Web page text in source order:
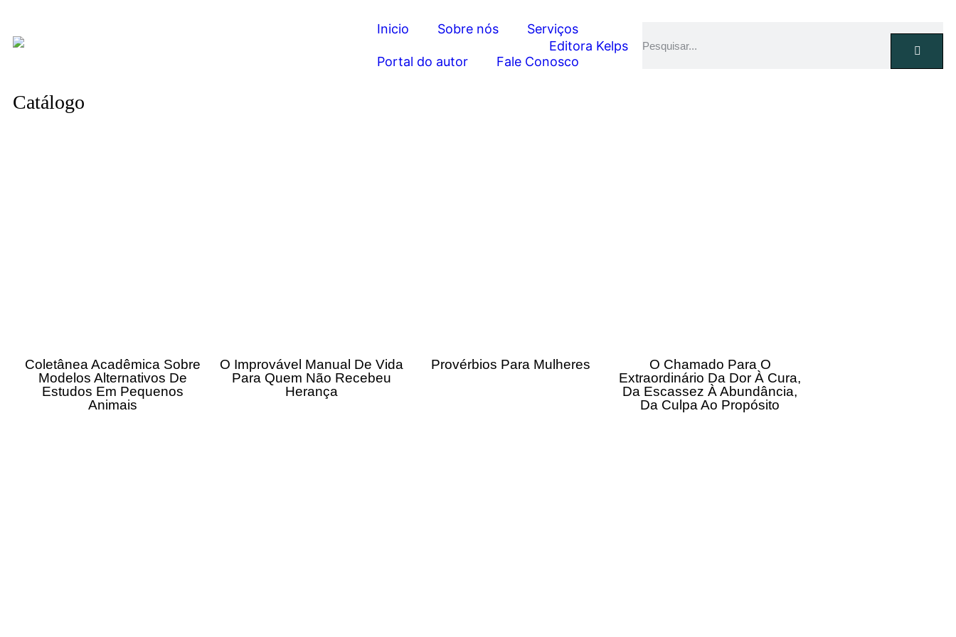
Inicio Sobre nós Serviços
Portal do autor Fale Conosco
Catálogo
Coletânea Acadêmica Sobre
Modelos Alternativos De
Estudos Em Pequenos
Animais
O Improvável Manual De Vida
Para Quem Não Recebeu
Herança
Provérbios Para Mulheres
O Chamado Para O
Extraordinário Da Dor À Cura,
Da Escassez À Abundância,
Da Culpa Ao Propósito